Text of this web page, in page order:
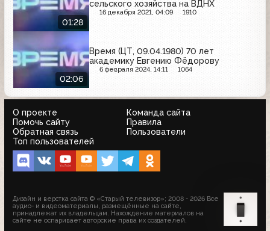
01:28
сельского хозяйства на ВДНХ
16 декабря 2021, 04:09 1910
02:06
Время (ЦТ, 09.04.1980) 70 лет
академику Евгению Фёдорову
6 февраля 2024, 14:11 1064
О проекте
Команда сайта
Помочь сайту
Правила
Обратная связь
Пользователи
Топ пользователей
Дизайн и верстка сайта © «Старый телевизор»; 2008 - 2026 Все
аудио- и видеоматериалы, размещённые на сайте,
принадлежат их владельцам. Нахождение материалов на
сайте не оспаривает авторские права их создателей.